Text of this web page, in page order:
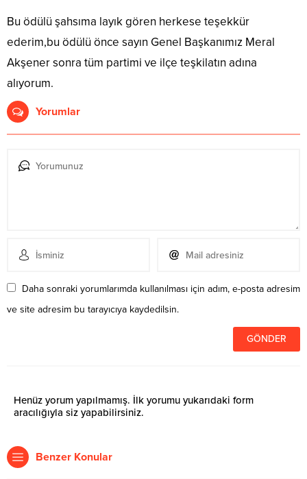
Bu ödülü şahsıma layık gören herkese teşekkür
ederim,bu ödülü önce sayın Genel Başkanımız Meral
Akşener sonra tüm partimi ve ilçe teşkilatın adına
alıyorum.
Yorumlar
Daha sonraki yorumlarımda kullanılması için adım, e-posta adresim
ve site adresim bu tarayıcıya kaydedilsin.
Henüz yorum yapılmamış. İlk yorumu yukarıdaki form
aracılığıyla siz yapabilirsiniz.
Benzer Konular